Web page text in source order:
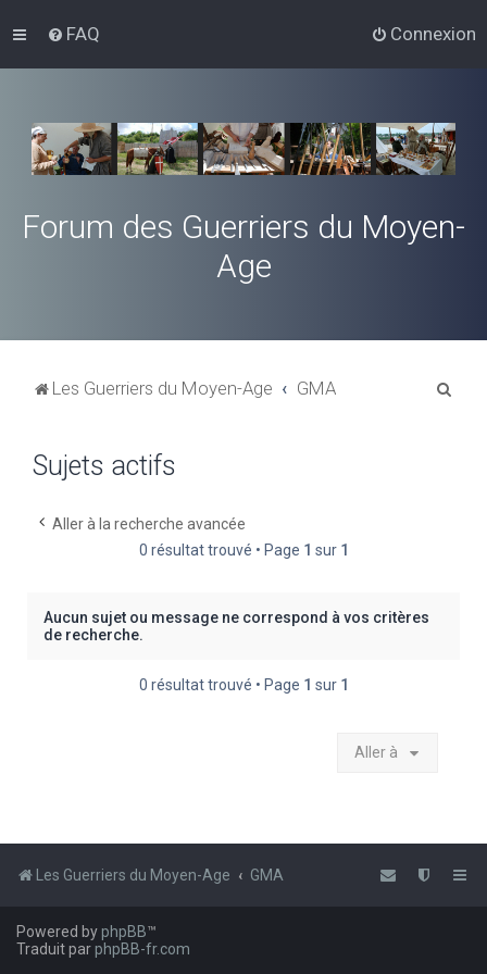
FAQ Connexion
Forum des Guerriers du Moyen-
Age
Les Guerriers du Moyen-Age GMA
Sujets actifs
Aller à la recherche avancée
0 résultat trouvé • Page 1 sur 1
Aucun sujet ou message ne correspond à vos critères
de recherche.
0 résultat trouvé • Page 1 sur 1
Aller à
Les Guerriers du Moyen-Age GMA
Powered byphpBB™
Traduit parphpBB-fr.com